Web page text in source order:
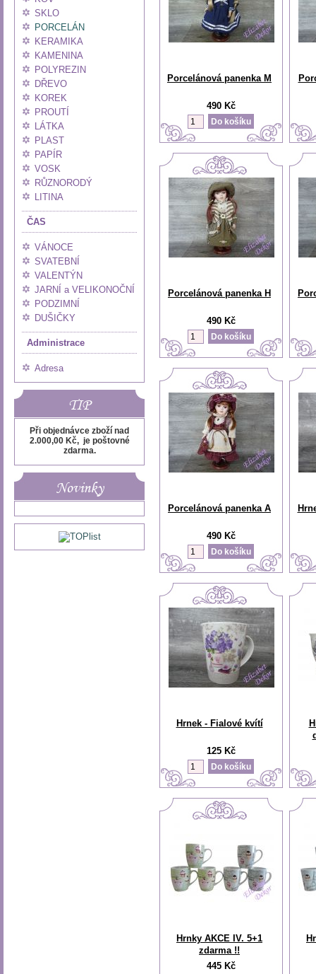
SKLO
PORCELÁN
KERAMIKA
KAMENINA
POLYREZIN
DŘEVO
KOREK
PROUTÍ
LÁTKA
PLAST
PAPÍR
VOSK
RŮZNORODÝ
LITINA
ČAS
VÁNOCE
SVATEBNÍ
VALENTÝN
JARNÍ a VELIKONOČNÍ
PODZIMNÍ
DUŠIČKY
Administrace
Adresa
TIP
Při objednávce zboží nad
2.000,00 Kč, je poštovné
zdarma.
Novinky
Porcelánová panenka M
490 Kč
Porcelánová panenka H
490 Kč
Porcelánová panenka A
490 Kč
Hrnek - Fialové kvítí
125 Kč
Hrnky AKCE IV. 5+1
zdarma !!
445 Kč